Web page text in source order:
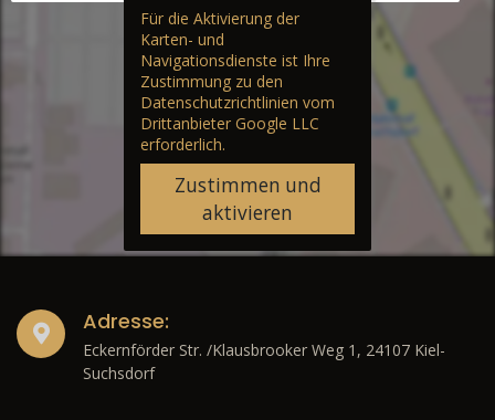
Für die Aktivierung der
Karten- und
Navigationsdienste ist Ihre
Zustimmung zu den
Datenschutzrichtlinien vom
Drittanbieter Google LLC
erforderlich.
Zustimmen und
aktivieren
Adresse:
Eckernförder Str. /Klausbrooker Weg 1, 24107 Kiel-
Suchsdorf